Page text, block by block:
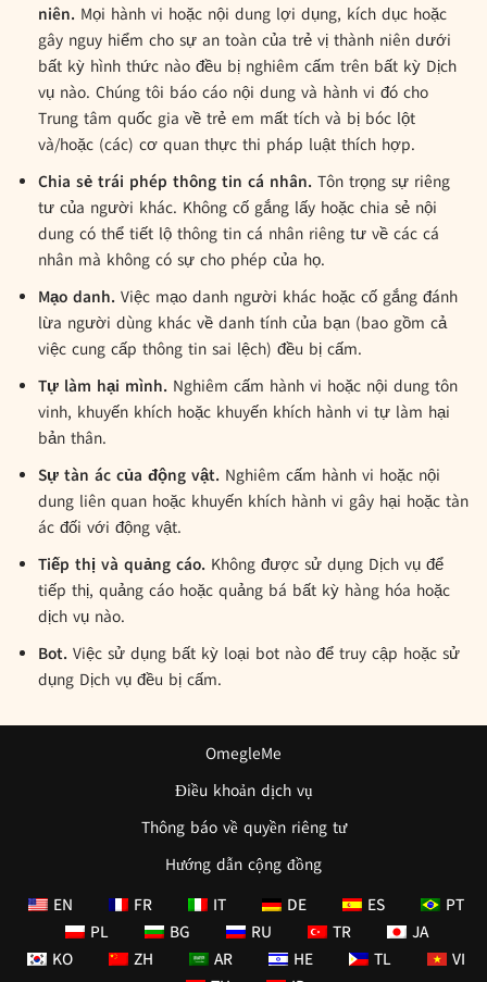
niên. Mọi hành vi hoặc nội dung lợi dụng, kích dục hoặc
gây nguy hiểm cho sự an toàn của trẻ vị thành niên dưới
bất kỳ hình thức nào đều bị nghiêm cấm trên bất kỳ Dịch
vụ nào. Chúng tôi báo cáo nội dung và hành vi đó cho
Trung tâm quốc gia về trẻ em mất tích và bị bóc lột
và/hoặc (các) cơ quan thực thi pháp luật thích hợp.
Chia sẻ trái phép thông tin cá nhân. Tôn trọng sự riêng
tư của người khác. Không cố gắng lấy hoặc chia sẻ nội
dung có thể tiết lộ thông tin cá nhân riêng tư về các cá
nhân mà không có sự cho phép của họ.
Mạo danh. Việc mạo danh người khác hoặc cố gắng đánh
lừa người dùng khác về danh tính của bạn (bao gồm cả
việc cung cấp thông tin sai lệch) đều bị cấm.
Tự làm hại mình. Nghiêm cấm hành vi hoặc nội dung tôn
vinh, khuyến khích hoặc khuyến khích hành vi tự làm hại
bản thân.
Sự tàn ác của động vật. Nghiêm cấm hành vi hoặc nội
dung liên quan hoặc khuyến khích hành vi gây hại hoặc tàn
ác đối với động vật.
Tiếp thị và quảng cáo. Không được sử dụng Dịch vụ để
tiếp thị, quảng cáo hoặc quảng bá bất kỳ hàng hóa hoặc
dịch vụ nào.
Bot. Việc sử dụng bất kỳ loại bot nào để truy cập hoặc sử
dụng Dịch vụ đều bị cấm.
OmegleMe
Điều khoản dịch vụ
Thông báo về quyền riêng tư
Hướng dẫn cộng đồng
EN
FR IT DE ES
PT
PL
BG RU TR
JA
KO
ZH AR HE TL
VI